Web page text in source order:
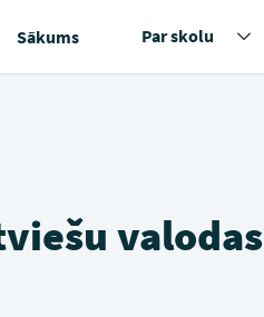
Sākums Par skolu
valodas